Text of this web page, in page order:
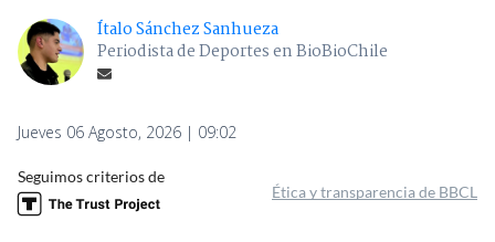
Ítalo Sánchez Sanhueza
Periodista de Deportes en BioBioChile
Jueves 06 Agosto, 2026 | 09:02
Seguimos criterios de
Ética y transparencia de BBCL